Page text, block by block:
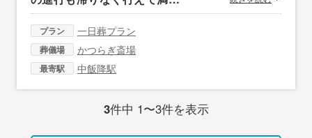
プラン 一日葬プラン
葬儀場 かつらぎ斎場
最寄駅 中飯降駅
3件中 1〜3件を表示